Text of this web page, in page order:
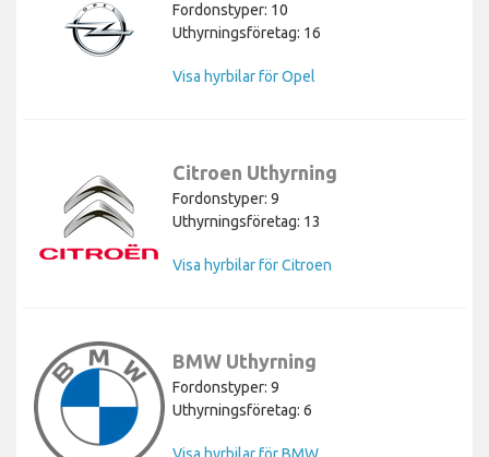
Fordonstyper: 10
Uthyrningsföretag: 16
Visa hyrbilar för Opel
Citroen Uthyrning
Fordonstyper: 9
Uthyrningsföretag: 13
Visa hyrbilar för Citroen
BMW Uthyrning
Fordonstyper: 9
Uthyrningsföretag: 6